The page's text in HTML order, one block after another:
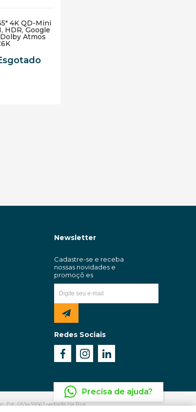
4K QD-Mini
HDR, Google
Atmos
Newsletter
Redes Sociais
Est.: 053459563 sediada na Rua
Precisa de ajuda?